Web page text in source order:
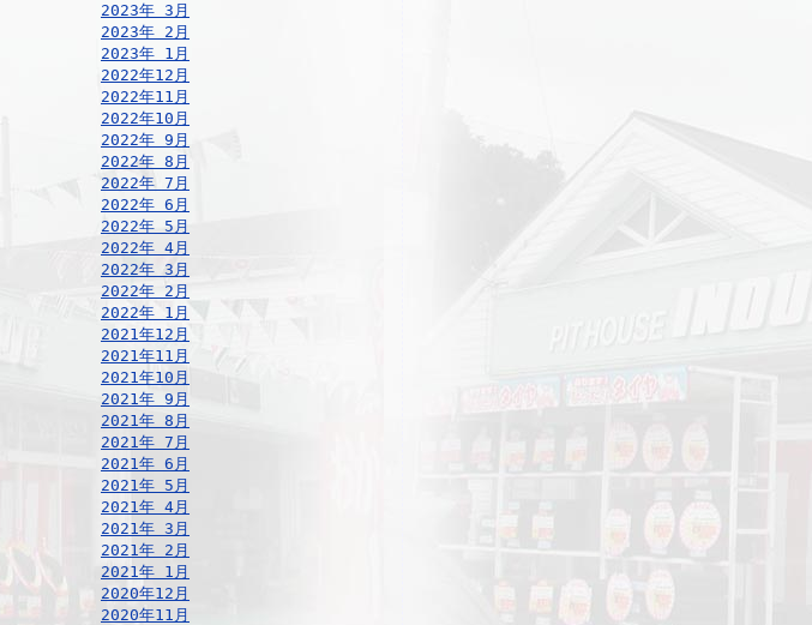
2023年 3月
2023年 2月
2023年 1月
2022年12月
2022年11月
2022年10月
2022年 9月
2022年 8月
2022年 7月
2022年 6月
2022年 5月
2022年 4月
2022年 3月
2022年 2月
2022年 1月
2021年12月
2021年11月
2021年10月
2021年 9月
2021年 8月
2021年 7月
2021年 6月
2021年 5月
2021年 4月
2021年 3月
2021年 2月
2021年 1月
2020年12月
2020年11月